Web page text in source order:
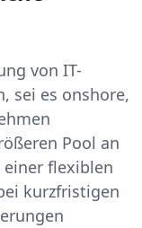
von IT-
sei es onshore,
Pool an
flexiblen
kurzfristigen